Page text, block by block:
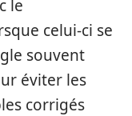
le
celui-ci se
souvent
éviter les
corrigés